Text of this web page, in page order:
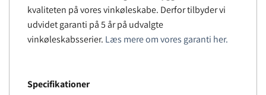
kvaliteten på vores vinkøleskabe. Derfor tilbyder vi
udvidet garanti på 5 år på udvalgte
vinkøleskabsserier. Læs mere om vores garanti her.
Specifikationer